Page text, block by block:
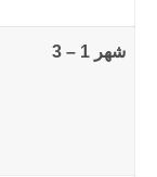
شهر 1 – 3